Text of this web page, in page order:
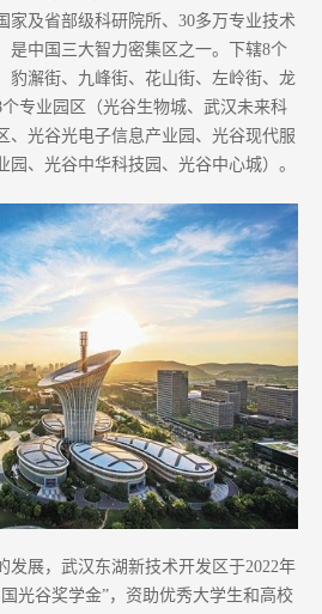
家及省部级科研院所、30多万专业技术
是中国三大智力密集区之一。下辖8个
豹澥街、九峰街、花山街、左岭街、龙
专业园区（光谷生物城、武汉未来科
、光谷光电子信息产业园、光谷现代服
园、光谷中华科技园、光谷中心城）。
发展，武汉东湖新技术开发区于2022年
光谷奖学金”，资助优秀大学生和高校